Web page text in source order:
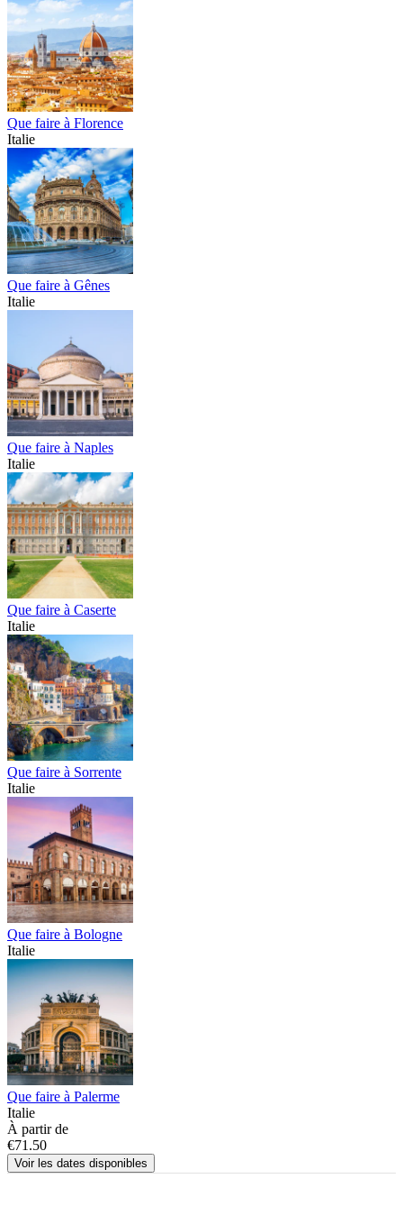
Que faire à Florence
Italie
Que faire à Gênes
Italie
Que faire à Naples
Italie
Que faire à Caserte
Italie
Que faire à Sorrente
Italie
Que faire à Bologne
Italie
Que faire à Palerme
Italie
À partir de
€71.50
Voir les dates disponibles